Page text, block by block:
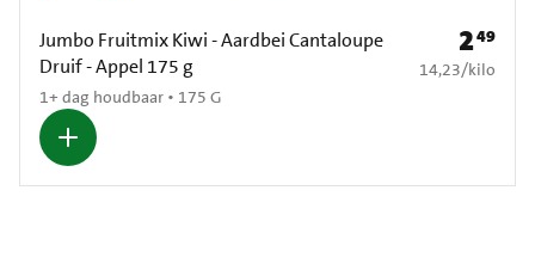
Jumbo Fruitmix Kiwi - Aardbei Cantaloupe
Druif - Appel 175 g
1+ dag houdbaar • 175 G
Prijs: €
249
€ 14,23 per kilo
14,23/kilo